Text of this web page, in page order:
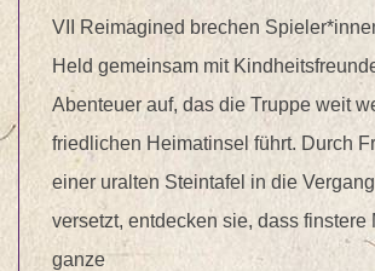
VII Reimagined brechen
Held gemeinsam mit
Abenteuer auf, das die Truppe weit
friedlichen Heimatinsel führt. Durch
einer uralten Steintafel in die
versetzt, entdecken sie, dass finstere
ganze